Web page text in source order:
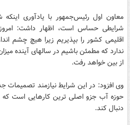
معاون اول رئیس‌جمهور با یادآوری
شرایطی حساس است، اظهار داشت:
اقلیمی کشور را بپذیریم زیرا هیچ چشم
ندارد که مطمئن باشیم در سالهای آینده
از بین خواهد رفت.
وی افزود: در این شرایط نیازمند
حوزه آب جزو اصلی ترین کارهایی است که
دنبال کند.